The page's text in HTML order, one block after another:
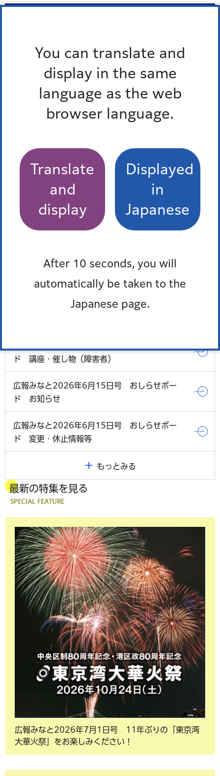
You can translate and
display in the same
language as the web
browser language.
Translate
and
display
Displayed
in
Japanese
After 10 seconds, you will
automatically be taken to the
Japanese page.
地域振興課東京湾大華火祭担当
情報」トップに戻る
広報みなと2026年6月15日号 おしらせボー
ド 講座・催し物
広報みなと2026年6月15日号 おしらせボー
ド 講座・催し物（障害者）
広報みなと2026年6月15日号 おしらせボー
ド お知らせ
広報みなと2026年6月15日号 おしらせボー
ド 変更・休止情報等
もっとみる
最新の特集を見る
広報みなと2026年7月1日号 11年ぶりの「東京湾
大華火祭」をお楽しみください！